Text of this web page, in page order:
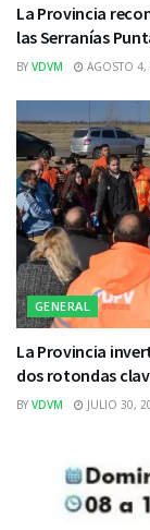
La Provincia
las Serranías
BY VDVM AGOSTO 4,
GENERAL
La Provincia
dos rotondas
BY VDVM JULIO 30,